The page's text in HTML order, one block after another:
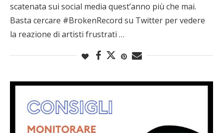
scatenata sui social media quest’anno più che mai.
Basta cercare #BrokenRecord su Twitter per vedere
la reazione di artisti frustrati …